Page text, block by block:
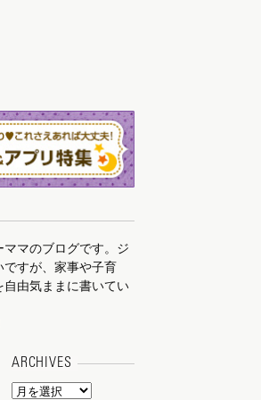
マのブログです。ジ
ですが、家事や子育
由気ままに書いてい
ARCHIVES